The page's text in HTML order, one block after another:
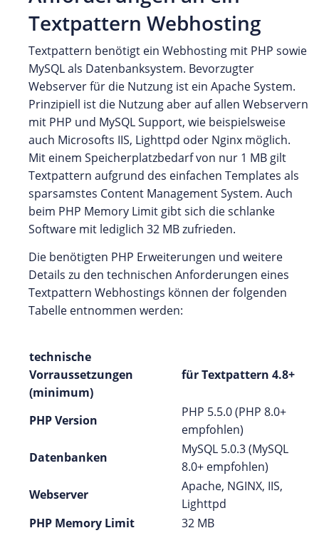
Textpattern Webhosting
Textpattern benötigt ein Webhosting mit PHP sowie
MySQL als Datenbanksystem. Bevorzugter
Webserver für die Nutzung ist ein Apache System.
Prinzipiell ist die Nutzung aber auf allen Webservern
mit PHP und MySQL Support, wie beispielsweise
auch Microsofts IIS, Lighttpd oder Nginx möglich.
Mit einem Speicherplatzbedarf von nur 1 MB gilt
Textpattern aufgrund des einfachen Templates als
sparsamstes Content Management System. Auch
beim PHP Memory Limit gibt sich die schlanke
Software mit lediglich 32 MB zufrieden.
Die benötigten PHP Erweiterungen und weitere
Details zu den technischen Anforderungen eines
Textpattern Webhostings können der folgenden
Tabelle entnommen werden:
technische
Vorraussetzungen
(minimum)
für Textpattern 4.8+
PHP Version
PHP 5.5.0 (PHP 8.0+
empfohlen)
Datenbanken
MySQL 5.0.3 (MySQL
8.0+ empfohlen)
Webserver
Apache, NGINX, IIS,
Lighttpd
PHP Memory Limit
32 MB